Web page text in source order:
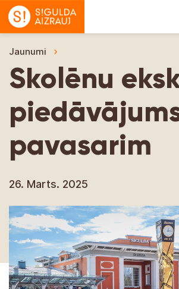
Jaunumi
Skolēnu
pavasarim
26. Marts. 2025